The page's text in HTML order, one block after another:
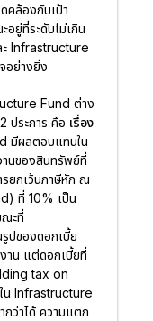
คล้องกับเป้า
อยู่ที่ระดับไม่เกิน
Infrastructure
อย่างยิ่ง
Fund ต่าง
ประการ คือ เรื่อง
มีผลตอบแทนใน
านของสินทรัพย์ที่
รยกเว้นภาษีหัก ณ
ที่ 10% เป็น
ณะที่
ปของดอกเบี้ย
าน แต่ดอกเบี้ยที่
tax on
น Infrastructure
ว่าได้ ความแตก